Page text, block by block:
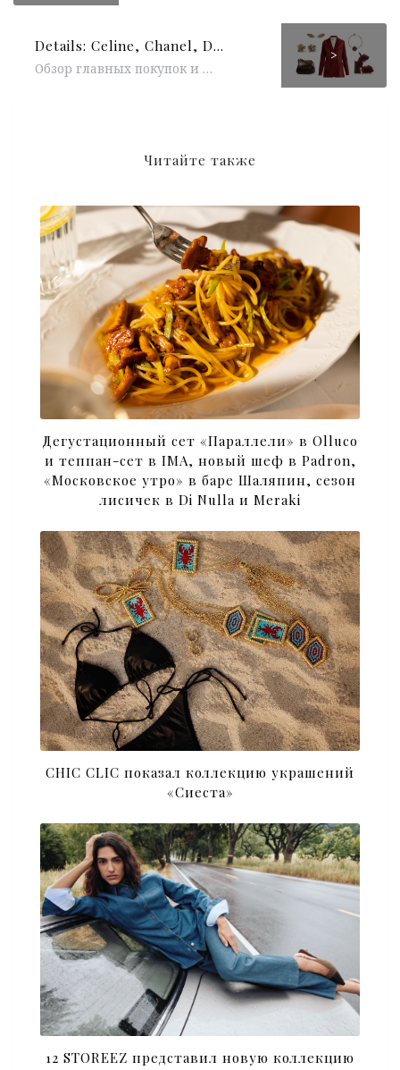
Details: Celine, Chanel, Diane von Furstenberg, Topshop Unique, Max Mara, Balenciaga
Обзор главных покупок и трендов текущего сезона и мелодичный осенний плейлсит от команды Sparkle. Комментарии
>
Читайте также
Дегустационный сет «Параллели» в Olluco
и теппан-сет в IMA, новый шеф в Padron,
«Московское утро» в баре Шаляпин, сезон
лисичек в Di Nulla и Meraki
CHIC CLIC показал коллекцию украшений
«Сиеста»
12 STOREEZ представил новую коллекцию